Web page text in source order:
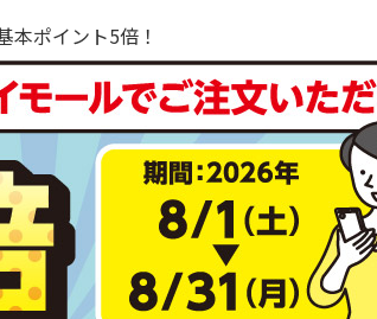
本ポイント5倍！